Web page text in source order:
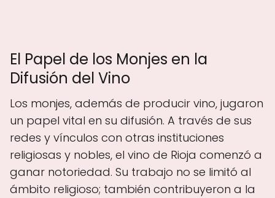
El Papel de los Monjes en la
Difusión del Vino
Los monjes, además de producir vino, jugaron
un papel vital en su difusión. A través de sus
redes y vínculos con otras instituciones
religiosas y nobles, el vino de Rioja comenzó a
ganar notoriedad. Su trabajo no se limitó al
ámbito religioso; también contribuyeron a la